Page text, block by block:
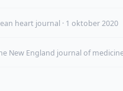
heart journal · 1 oktober 2020
New England journal of